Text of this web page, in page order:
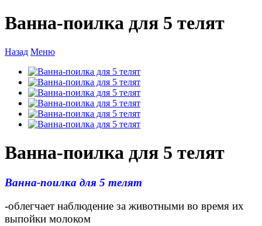
Ванна-поилка для 5 телят
Назад Меню
Ванна-поилка для 5 телят
Ванна-поилка для 5 телят
-облегчает наблюдение за животными во время их
выпойки молоком